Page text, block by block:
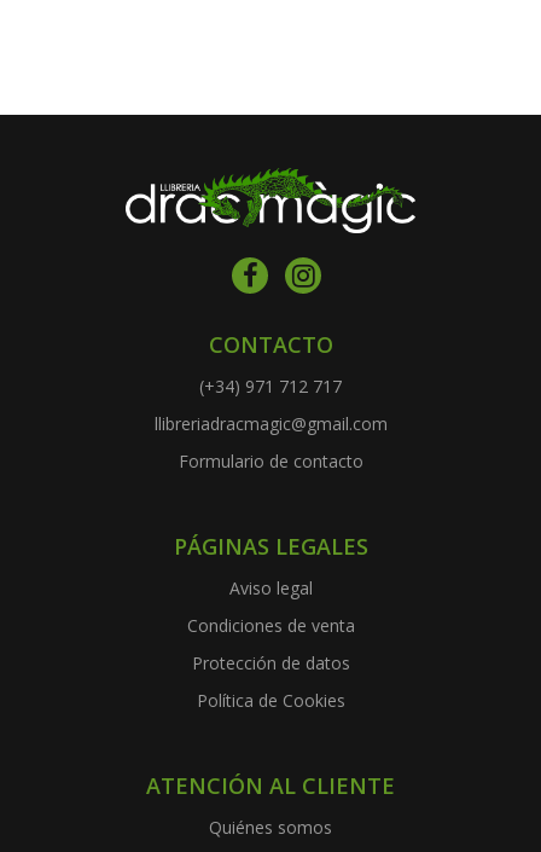
CONTACTO
(+34) 971 712 717
llibreriadracmagic@gmail.com
Formulario de contacto
PÁGINAS LEGALES
Aviso legal
Condiciones de venta
Protección de datos
Política de Cookies
ATENCIÓN AL CLIENTE
Quiénes somos